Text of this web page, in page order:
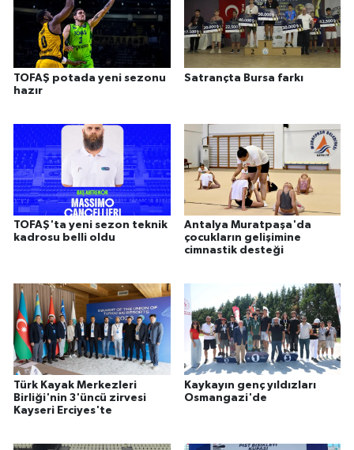
TOFAŞ potada yeni sezonu
hazır
Satrançta Bursa farkı
TOFAŞ'ta yeni sezon teknik
kadrosu belli oldu
Antalya Muratpaşa'da
çocukların gelişimine
cimnastik desteği
Türk Kayak Merkezleri
Birliği'nin 3'üncü zirvesi
Kayseri Erciyes'te
Kaykayın genç yıldızları
Osmangazi'de